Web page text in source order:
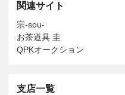
関連サイト
宗-sou-
お茶道具 圭
QPKオークション
支店一覧